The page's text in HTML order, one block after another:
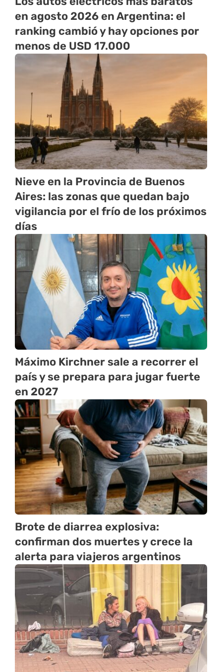
en agosto 2026 en Argentina: el
ranking cambió y hay opciones por
menos de USD 17.000
Nieve en la Provincia de Buenos
Aires: las zonas que quedan bajo
vigilancia por el frío de los próximos
días
Máximo Kirchner sale a recorrer el
país y se prepara para jugar fuerte
en 2027
Brote de diarrea explosiva:
confirman dos muertes y crece la
alerta para viajeros argentinos